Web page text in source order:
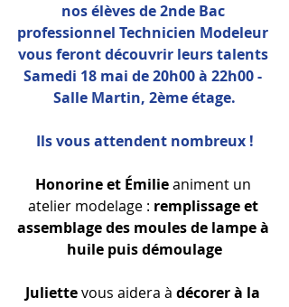
nos élèves de 2nde Bac
professionnel Technicien Modeleur
vous feront découvrir leurs talents
Samedi 18 mai de 20h00 à 22h00 -
Salle Martin, 2ème étage.
Ils vous attendent nombreux !
Honorine et Émilie animent un
atelier modelage : remplissage et
assemblage des moules de lampe à
huile puis démoulage
Juliette vous aidera à décorer à la